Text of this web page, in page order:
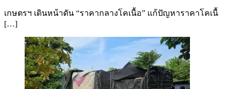
เกษตรฯ เดินหน้าดัน “ราคากลางโคเนื้อ” แก้ปัญหาราคาโคเนื้
[…]